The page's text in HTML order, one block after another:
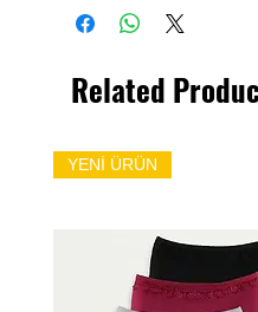
Related
YENİ ÜRÜN